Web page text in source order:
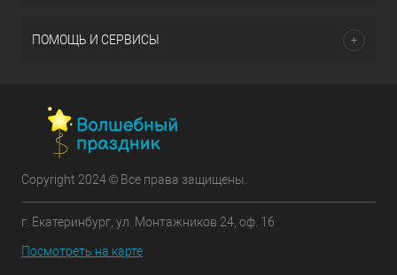
ПОМОЩЬ И СЕРВИСЫ
Copyright 2024 © Все права защищены.
г. Екатеринбург, ул. Монтажников 24, оф. 16
Посмотреть на карте